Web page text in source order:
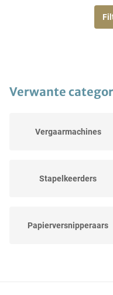
Verwante
Vergaarmachines
Stapelkeerders
Papierversnipperaars